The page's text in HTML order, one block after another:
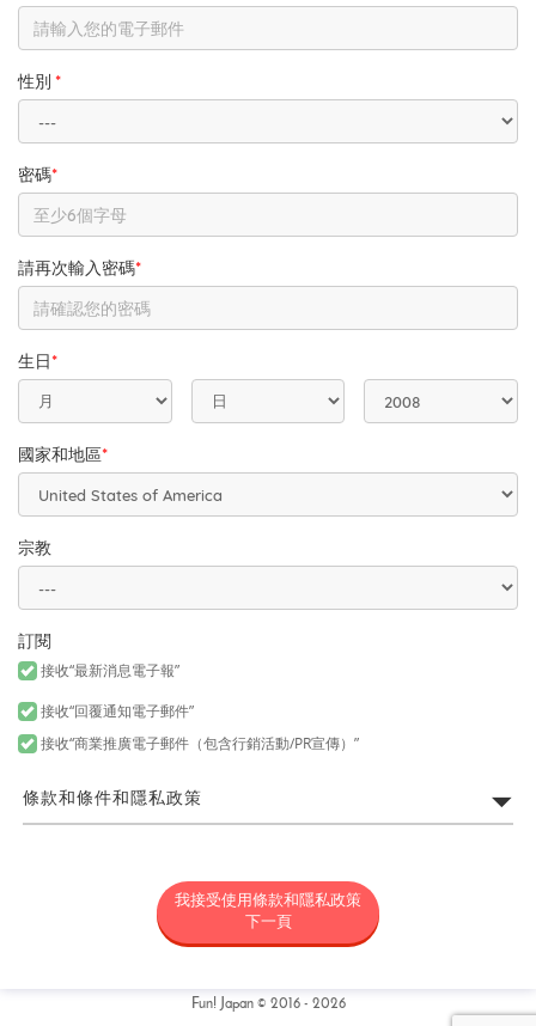
性別 *
密碼*
請再次輸入密碼*
生日 *
國家和地區*
宗教
訂閱
接收“最新消息電子報”
接收“回覆通知電子郵件”
接收“商業推廣電子郵件（包含行銷活動/PR宣傳）”
條款和條件和隱私政策
所謂「FUN! JAPAN」是以藉由將日本商品或服務介紹給各位亞洲消
費者，令各位對日本產生興趣為目的，為營運FUN! JAPAN網站（包
括但不限於以fun-japan.jp/tw為網域之網站。以下簡稱「本網
限資料提供以及社群媒體。）或提供其他相關服務之專案統稱（以
我接受使用條款和隱私政策
下一頁
Fun! Japan © 2016 - 2026